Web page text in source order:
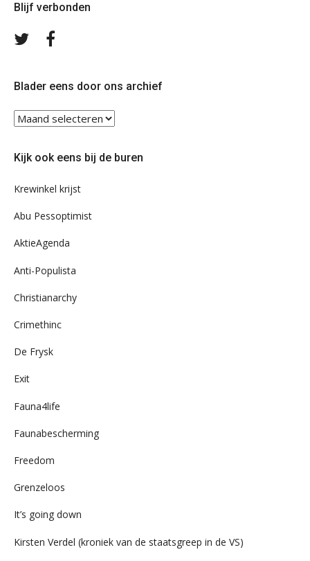
Blijf verbonden
Volg
Blader eens door ons archief
Blader
eens
ons
Kijk ook eens bij de buren
Krewinkel krijst
Abu Pessoptimist
AktieAgenda
Anti-Populista
Christianarchy
Crimethinc
De Frysk
Exit
Fauna4life
Faunabescherming
Freedom
Grenzeloos
It’s going down
Kirsten Verdel (kroniek van de staatsgreep in de VS)